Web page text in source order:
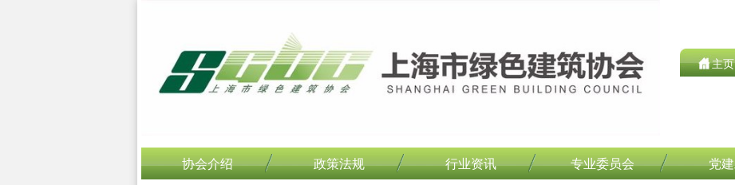
主页
协会介绍 政策法规 行业资讯 专业委员会 党